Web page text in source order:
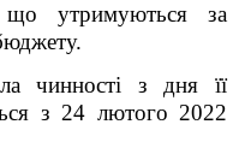
що утримуються за
чинності з дня її
з 24 лютого 2022